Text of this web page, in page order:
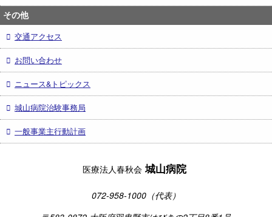
その他
交通アクセス
お問い合わせ
ニュース&トピックス
城山病院治験事務局
一般事業主行動計画
医療法人春秋会 城山病院
072-958-1000（代表）